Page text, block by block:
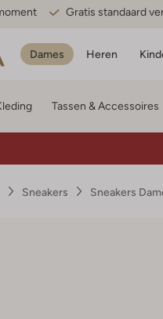
Gratis standaard
Dames Heren
Tassen & Accessoires
Sneakers Sneakers